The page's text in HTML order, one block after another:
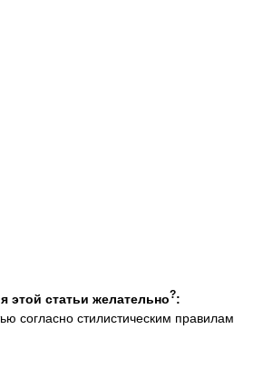
этой статьи желательно?:
согласно стилистическим правилам